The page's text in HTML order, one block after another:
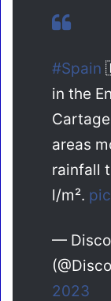
#Spain
in the
areas
rainfall
l/m².
—
2023